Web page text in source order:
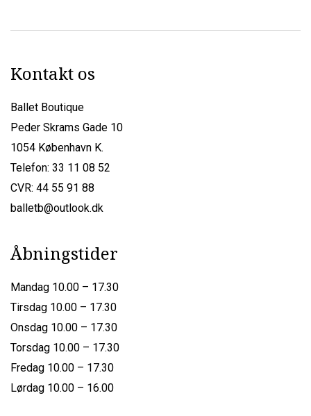
Kontakt os
Ballet Boutique
Peder Skrams Gade 10
1054 København K.
Telefon: 33 11 08 52
CVR: 44 55 91 88
balletb@outlook.dk
Åbningstider
Mandag 10.00 – 17.30
Tirsdag 10.00 – 17.30
Onsdag 10.00 – 17.30
Torsdag 10.00 – 17.30
Fredag 10.00 – 17.30
Lørdag 10.00 – 16.00